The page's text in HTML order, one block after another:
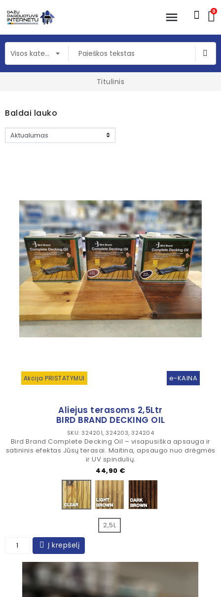
0
Titulinis
Baldai lauko
Akcija PRISTATYMUI e-KAINA
Aliejus terasoms 2,5Ltr
BIRD BRAND DECKING OIL
SKU: 324201, 324203, 324204
Bird Brand Complete Decking Oil – visapusiška apsauga ir
satininis efektas Jūsų terasai. Maitina, apsaugo nuo drėgmės
ir UV spindulių.
Kaina
44,90 €
CLEAR
LIGHT-BROWNDARK BROWN
2,5L
Į krepšelį